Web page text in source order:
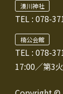
湊川神社
TEL : 078-
楠公会館
TEL : 078-
17:00／第3